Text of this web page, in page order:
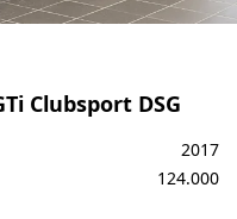
Clubsport DSG
2017
124.000